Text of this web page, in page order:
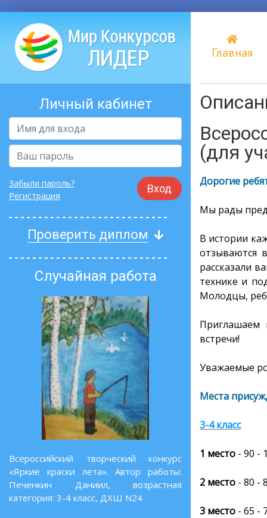
Главная
Личный кабинет
Вход
Забыли пароль?
Регистрация
Проверить диплом
Случайная работа
Всероссийский творческий конкурс
«Яркие краски лета». Автор работы:
Печенкин Даниил, возрастная
категория: 3-4 класс, ДХШ N24
(для
Дорогие
Мы рады
В истории
отзываются
рассказали
технике и
Молодцы,
Приглашаем
встречи!
Уважаемые
Места
3-4 класс
1 место - 90 -
2 место - 80 -
3 место - 65 -